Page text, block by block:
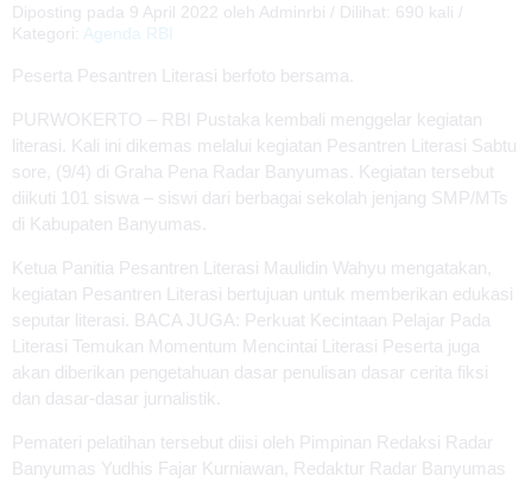
penerbitan dan cetak buku di RBI Pustaka! Yuk, terbitkan karyamu
sekarang! 🚀📚
📢 PROMO TERBATAS! Cetak buku di RBI Pustaka sekarang dan dapatkan
keuntungan lebih! 📚✨ Hubungi kami segera!
Diposting pada 9 April 2022 oleh Adminrbi / Dilihat: 690 kali /
Kategori: Agenda RBI
Peserta Pesantren Literasi berfoto bersama.
PURWOKERTO – RBI Pustaka kembali menggelar kegiatan
literasi. Kali ini dikemas melalui kegiatan Pesantren Literasi Sabtu
sore, (9/4) di Graha Pena Radar Banyumas. Kegiatan tersebut
diikuti 101 siswa – siswi dari berbagai sekolah jenjang SMP/MTs
di Kabupaten Banyumas.
Ketua Panitia Pesantren Literasi Maulidin Wahyu mengatakan,
kegiatan Pesantren Literasi bertujuan untuk memberikan edukasi
seputar literasi. BACA JUGA: Perkuat Kecintaan Pelajar Pada
Literasi Temukan Momentum Mencintai Literasi Peserta juga
akan diberikan pengetahuan dasar penulisan dasar cerita fiksi
dan dasar-dasar jurnalistik.
Pemateri pelatihan tersebut diisi oleh Pimpinan Redaksi Radar
Banyumas Yudhis Fajar Kurniawan, Redaktur Radar Banyumas